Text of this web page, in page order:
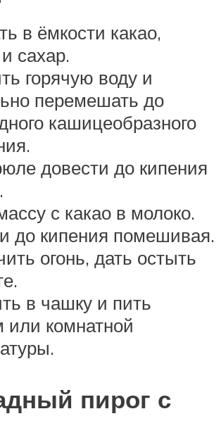
в ёмкости какао,
сахар.
горячую воду и
перемешать до
кашицеобразного
довести до кипения
с какао в молоко.
до кипения помешивая.
огонь, дать остыть
в чашку и пить
комнатной
пирог с